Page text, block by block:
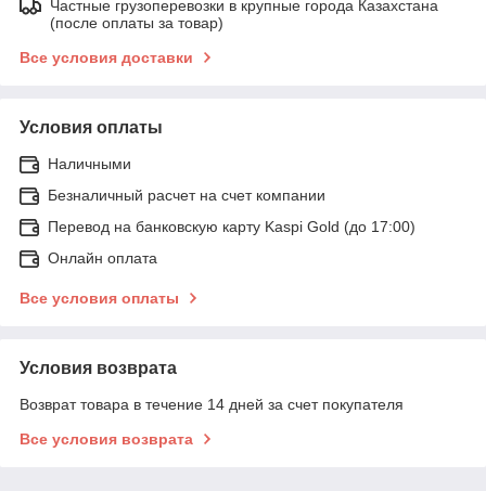
Частные грузоперевозки в крупные города Казахстана
(после оплаты за товар)
Все условия доставки
Условия оплаты
Наличными
Безналичный расчет на счет компании
Перевод на банковскую карту Kaspi Gold (до 17:00)
Онлайн оплата
Все условия оплаты
Условия возврата
Возврат товара в течение 14 дней за счет покупателя
Все условия возврата